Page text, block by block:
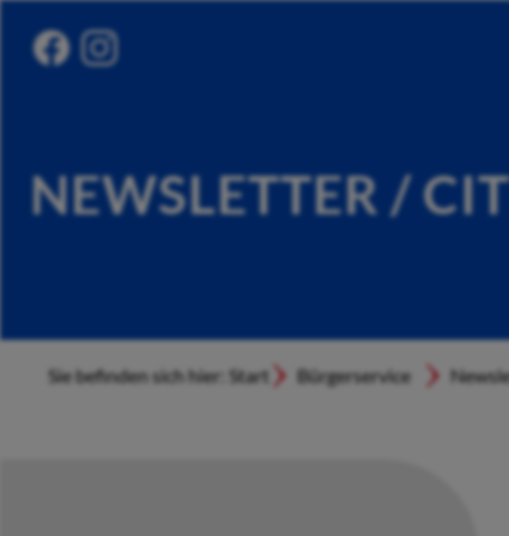
NEWSLETTER /
Sie befinden sich hier: Start Bürgerservice